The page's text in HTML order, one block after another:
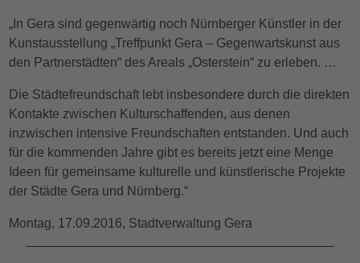
„In Gera sind gegenwärtig noch Nürnberger Künstler in der
Kunstausstellung „Treffpunkt Gera – Gegenwartskunst aus
den Partnerstädten“ des Areals „Osterstein“ zu erleben. …
Die Städtefreundschaft lebt insbesondere durch die direkten
Kontakte zwischen Kulturschaffenden, aus denen
inzwischen intensive Freundschaften entstanden. Und auch
für die kommenden Jahre gibt es bereits jetzt eine Menge
Ideen für gemeinsame kulturelle und künstlerische Projekte
der Städte Gera und Nürnberg.“
Montag, 17.09.2016, Stadtverwaltung Gera